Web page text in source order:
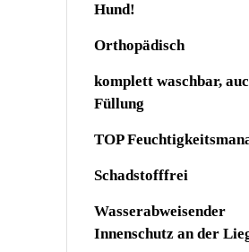
Hund!
Orthopädisch
komplett waschbar,
Füllung
TOP
Schadstofffrei
Wasserabweisender
Innenschutz an der